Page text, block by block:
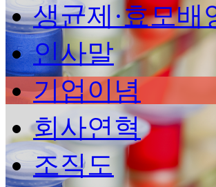
생균제·효모
인사말
기업이념
회사연혁
조직도